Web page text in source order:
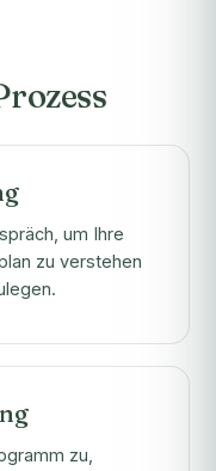
um Ihre
zu verstehen
zu,